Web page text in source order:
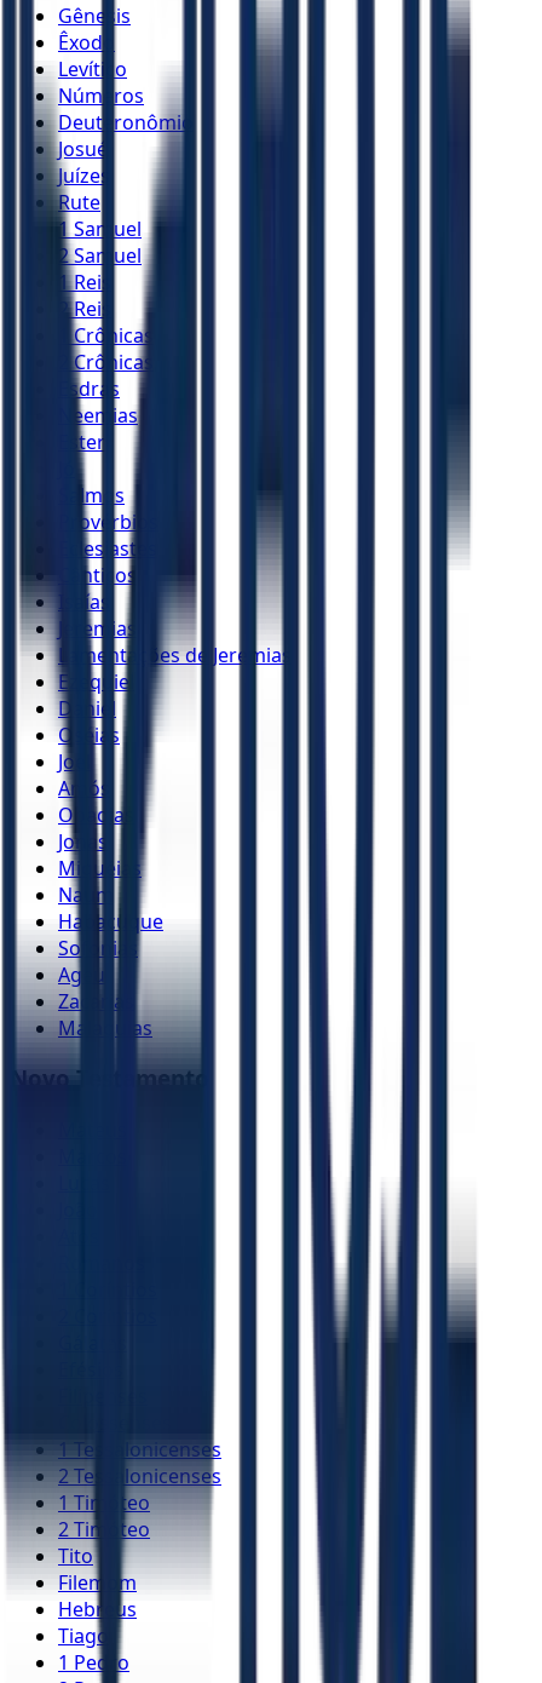
Gênesis
Êxodo
Levítico
Números
Deuteronômio
Josué
Juízes
Rute
1 Samuel
2 Samuel
1 Reis
2 Reis
1 Crônicas
2 Crônicas
Esdras
Neemias
Ester
Salmos
Provérbios
Eclesiastes
Cânticos
Isaías
Jeremias
Lamentações de Jeremias
Ezequiel
Daniel
Oséias
Joel
Amós
Obadias
Jonas
Miquéias
Naum
Habacuque
Sofonias
Ageu
Zacarias
Malaquias
Novo Testamento
1 Tessalonicenses
2 Tessalonicenses
1 Timóteo
2 Timóteo
Tito
Filemom
Hebreus
Tiago
1 Pedro